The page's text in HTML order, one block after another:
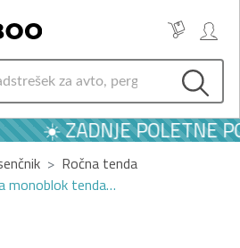
☀️ ZADNJE POLETNE
Ročna tenda
monoblok tenda…